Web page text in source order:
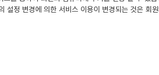
설정 변경에 의한 서비스 이용이 변경되는 것은 회